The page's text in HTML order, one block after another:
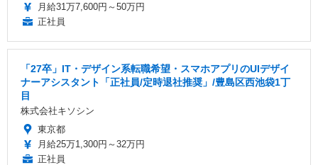
月給31万7,600円～50万円
正社員
「27卒」IT・デザイン系転職希望・スマホアプリのUIデザイ
ナーアシスタント「正社員/定時退社推奨」/豊島区西池袋1丁
目
株式会社キソシン
東京都
月給25万1,300円～32万円
正社員